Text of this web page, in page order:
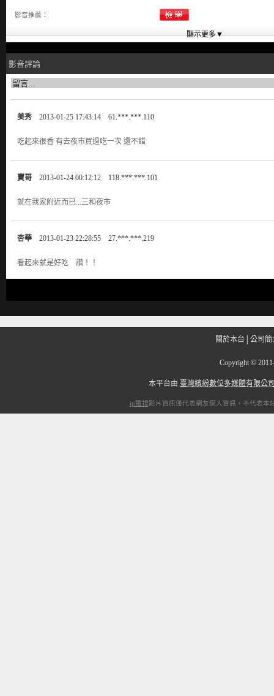
影音推薦：
影音評論
美秀2013-01-25 17:43:14 61.***.***.110
吃起來很香 有去夜市買過吃一次 還不錯
寶哥2013-01-24 00:12:12 118.***.***.101
就在我家附近而已...三和夜市
杏華2013-01-23 22:28:55 27.***.***.219
看起來就是好吃 讚！！
關於本台 公司簡
Copyright ©
本平台由 臺灣繽紛數位多媒體有限公
ip電視影片資訊僅代表網友個人資訊，不代表本